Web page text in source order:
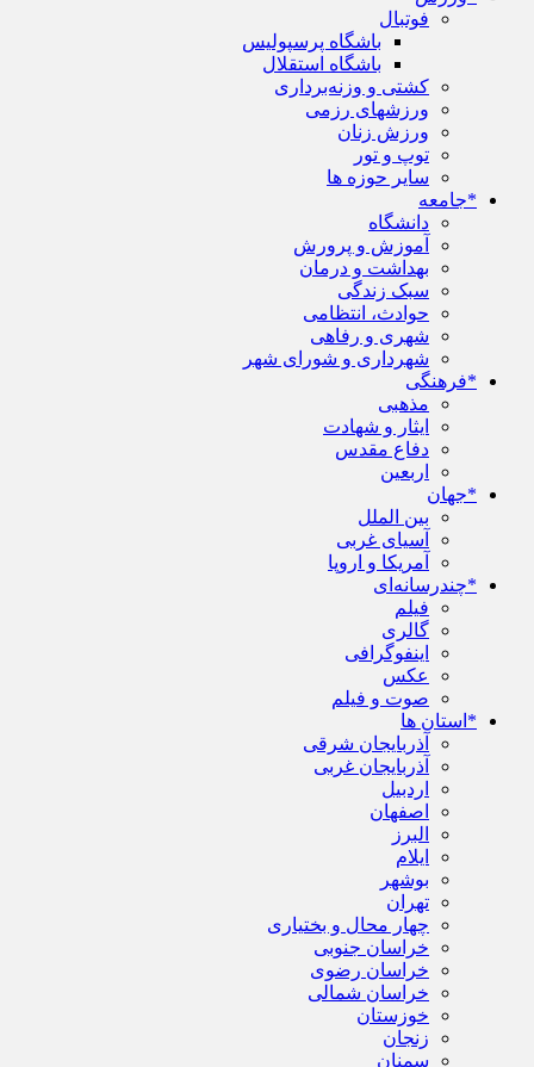
فوتبال
باشگاه پرسپولیس
باشگاه استقلال
کشتی و وزنه‌برداری
ورزشهای رزمی
ورزش زنان
توپ و تور
سایر حوزه ها
*جامعه
دانشگاه
آموزش و پرورش
بهداشت و درمان
سبک زندگی
حوادث، انتظامی
شهری و رفاهی
شهرداری و شورای شهر
*فرهنگی
مذهبی
ایثار و شهادت
دفاع مقدس
اربعین
*جهان
بین الملل
آسیای غربی
آمریکا و اروپا
*چندرسانه‌ای
فیلم
گالری
اینفوگرافی
عکس
صوت و فیلم
*استان ها
آذربایجان شرقی
آذربایجان غربی
اردبیل
اصفهان
البرز
ایلام
بوشهر
تهران
چهار محال و بختیاری
خراسان جنوبی
خراسان رضوی
خراسان شمالی
خوزستان
زنجان
سمنان